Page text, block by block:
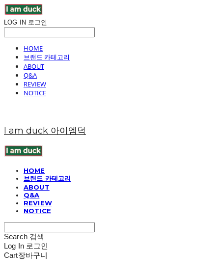
LOG IN 로그인
HOME
브랜드 카테고리
ABOUT
Q&A
REVIEW
NOTICE
I am duck 아이엠덕
HOME
브랜드 카테고리
ABOUT
Q&A
REVIEW
NOTICE
Search 검색
Log In 로그인
Cart장바구니